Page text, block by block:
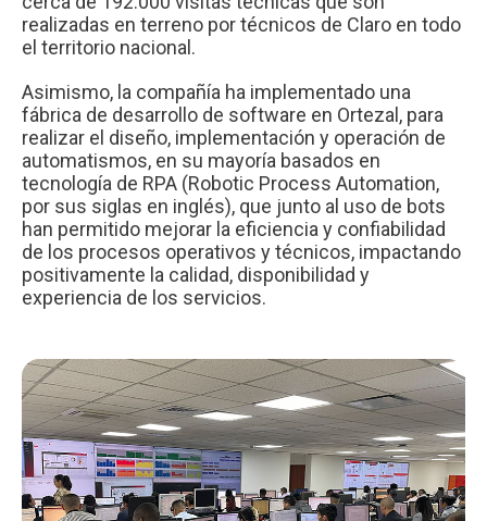
realizadas en terreno por técnicos de Claro en todo
el territorio nacional.
Asimismo, la compañía ha implementado una
fábrica de desarrollo de software en Ortezal, para
realizar el diseño, implementación y operación de
automatismos, en su mayoría basados en
tecnología de RPA (Robotic Process Automation,
por sus siglas en inglés), que junto al uso de bots
han permitido mejorar la eficiencia y confiabilidad
de los procesos operativos y técnicos, impactando
positivamente la calidad, disponibilidad y
experiencia de los servicios.